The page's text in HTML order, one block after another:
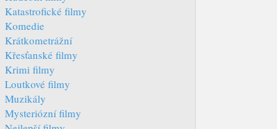
Katastrofické filmy
Komedie
Krátkometrážní
Křesťanské filmy
Krimi filmy
Loutkové filmy
Muzikály
Mysteriózní filmy